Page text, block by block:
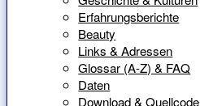
Erfahrungsberichte
Beauty
Links & Adressen
Glossar (A-Z) & FAQ
Daten
Download & Quellcode